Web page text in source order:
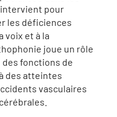
pour
les déficiences
voix et à la
joue un rôle
fonctions de
des atteintes
vasculaires